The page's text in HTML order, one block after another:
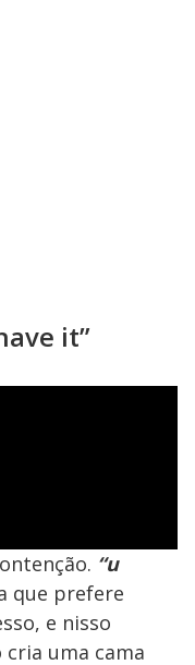
it”
“u
que prefere
e nisso
uma cama